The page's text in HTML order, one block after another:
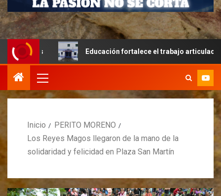
Educación fortalece el trabajo articulado y la
Inicio
PERITO MORENO
Los Reyes Magos llegaron de la mano de la
solidaridad y felicidad en Plaza San Martín